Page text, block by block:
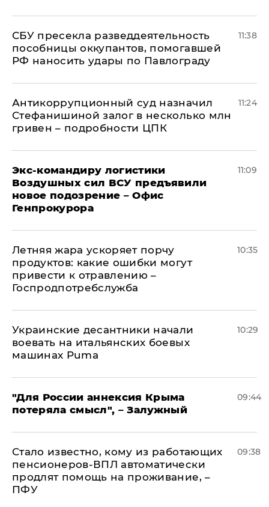
СБУ пресекла разведдеятельность
пособницы оккупантов, помогавшей
РФ наносить удары по Павлограду
11:38
Антикоррупционный суд назначил
Стефанишиной залог в несколько млн
гривен – подробности ЦПК
11:24
Экс-командиру логистики
Воздушных сил ВСУ предъявили
новое подозрение – Офис
Генпрокурора
11:09
Летняя жара ускоряет порчу
продуктов: какие ошибки могут
привести к отравлению –
Госпродпотребслужба
10:35
Украинские десантники начали
воевать на итальянских боевых
машинах Puma
10:29
"Для России аннексия Крыма
потеряла смысл", – Залужный
09:44
Стало известно, кому из работающих
пенсионеров-ВПЛ автоматически
продлят помощь на проживание, –
ПФУ
09:38